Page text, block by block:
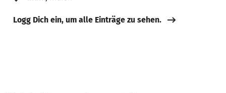
Logg Dich ein, um alle Einträge zu sehen.